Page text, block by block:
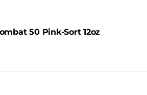
50 Pink-Sort 12oz